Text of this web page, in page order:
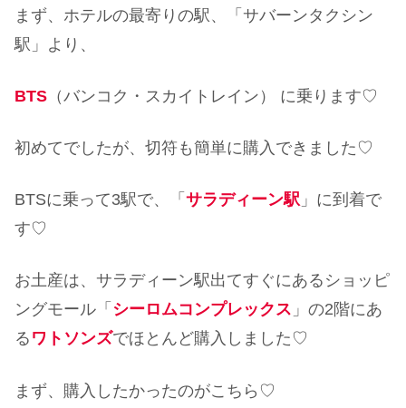
まず、ホテルの最寄りの駅、「サバーンタクシン
駅」より、
BTS （バンコク・スカイトレイン） に乗ります♡
初めてでしたが、切符も簡単に購入できました♡
BTSに乗って3駅で、「 サラディーン駅 」に到着で
す♡
お土産は、サラディーン駅出てすぐにあるショッピ
ングモール「 シーロムコンプレックス 」の2階にあ
る ワトソンズでほとんど購入しました♡
まず、購入したかったのがこちら♡